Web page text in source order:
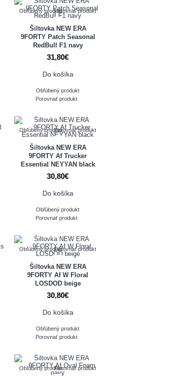
Obľúbený produktPorovnať produkt
Šiltovka NEW ERA
9FORTY Patch Seasonal
RedBull F1 navy
31,80€
Do košíka
Obľúbený produkt
Porovnať produkt
Obľúbený produktPorovnať produkt
Šiltovka NEW ERA
9FORTY Af Trucker
Essential NEYYAN black
30,80€
Do košíka
Obľúbený produkt
Porovnať produkt
Obľúbený produktPorovnať produkt
Šiltovka NEW ERA
9FORTY Af W Floral
LOSDOD beige
30,80€
Do košíka
Obľúbený produkt
Porovnať produkt
Obľúbený produktPorovnať produkt